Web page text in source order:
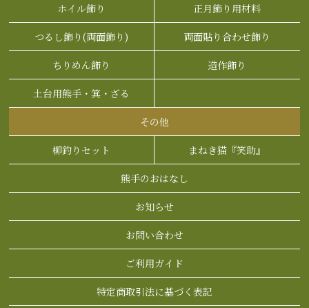
ホイル飾り 正月飾り用材料
つるし飾り(両面飾り) 両面貼り合わせ飾り
ちりめん飾り 造作飾り
土台用熊手・箕・ざる
その他
柳釣りセット まねき猫『笑助』
熊手のおはなし
お知らせ
お問い合わせ
ご利用ガイド
特定商取引法に基づく表記